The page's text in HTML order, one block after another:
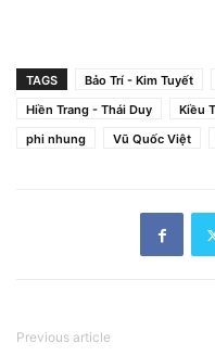
TAGS Bảo Trí - Kim Tuyết
Hiền Trang - Thái Duy
Kiều
phi nhung
Vũ Quốc Việt
Previous article